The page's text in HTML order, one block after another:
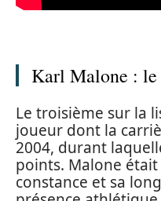
Karl Malone : le
Le troisième sur la
joueur dont la
2004, durant
points. Malone
constance et sa